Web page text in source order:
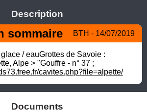
Description
sommaire BTH - 14/07/2019
/ eauGrottes de Savoie :
Alpe > "Gouffre - n° 37 ;
cavites.php?file=alpette/
Documents